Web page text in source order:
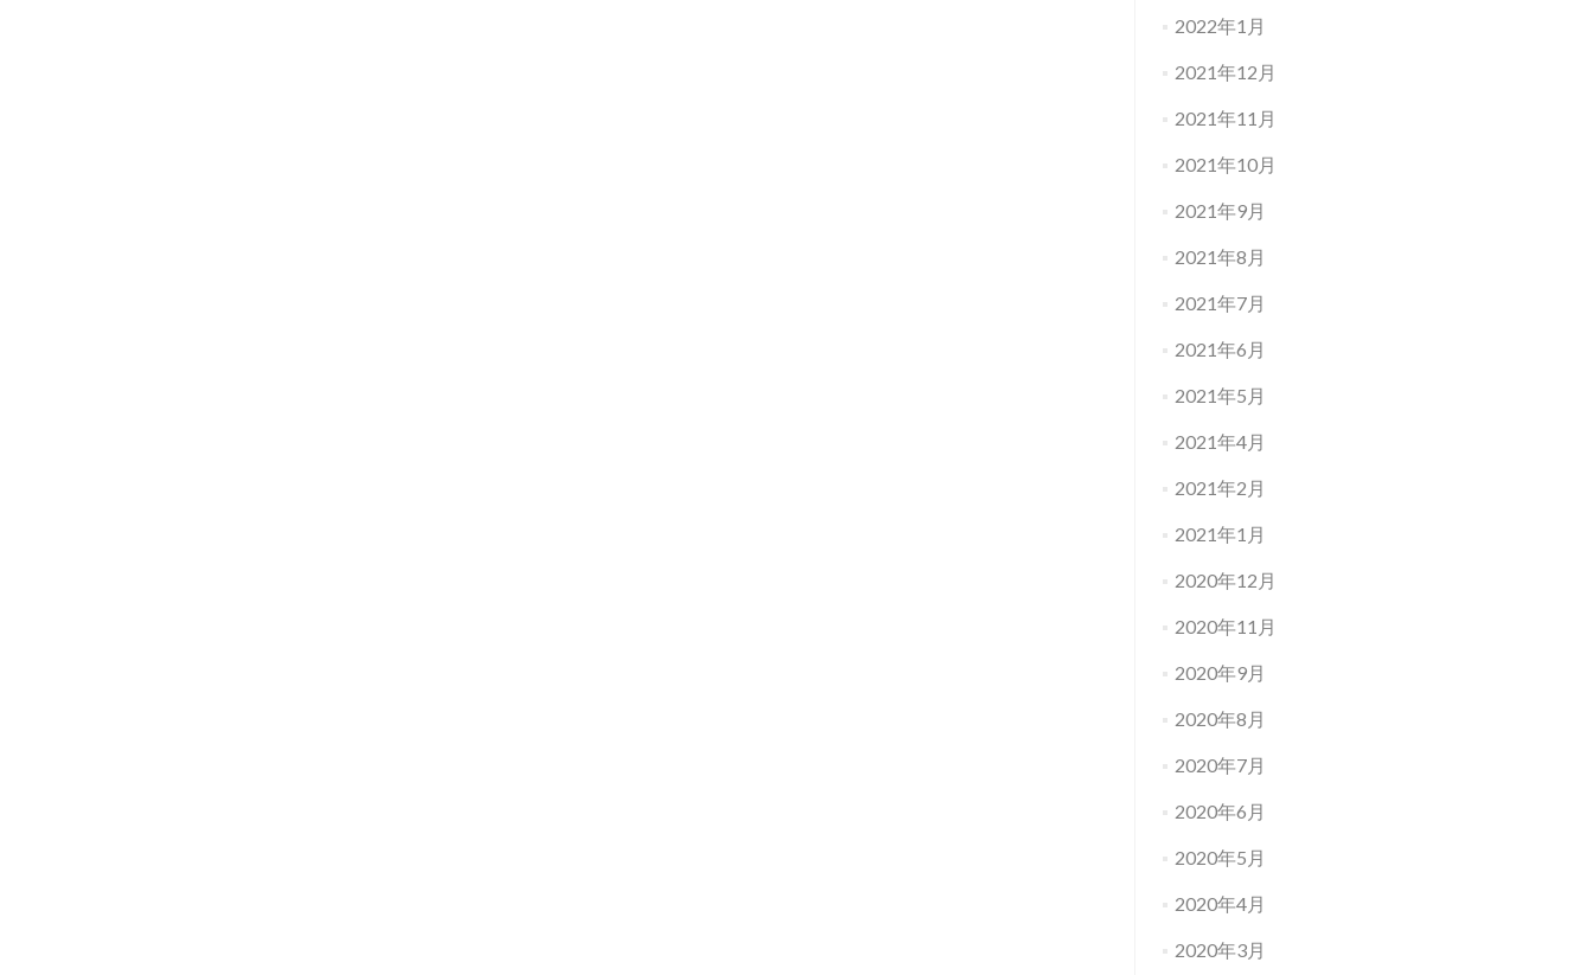
2022年1月
2021年12月
2021年11月
2021年10月
2021年9月
2021年8月
2021年7月
2021年6月
2021年5月
2021年4月
2021年2月
2021年1月
2020年12月
2020年11月
2020年9月
2020年8月
2020年7月
2020年6月
2020年5月
2020年4月
2020年3月